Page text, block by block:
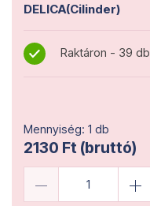
DELICA(Cilinder)
Raktáron - 39 db
Mennyiség: 1 db
2130 Ft (bruttó)